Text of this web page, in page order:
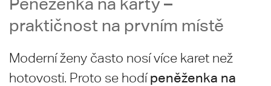
praktičnost na prvním místě
Moderní ženy často nosí více karet než
hotovosti. Proto se hodípeněženka na